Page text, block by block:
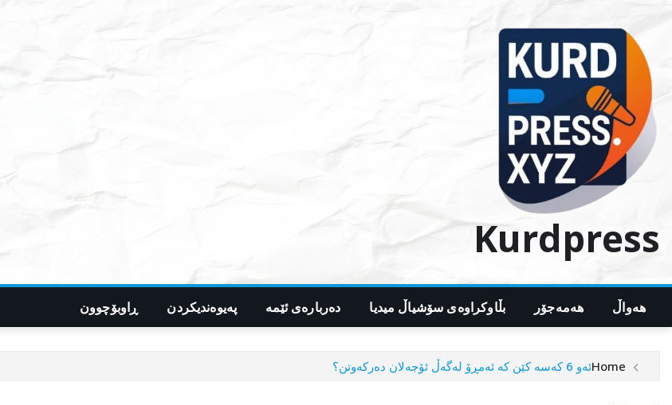
content
Kurdpress
هەواڵ هەمەجۆر بڵاوکراوەی سۆشیاڵ میدیا دەربارەی ئێمە پەیوەندیکردن ڕاوبۆچوون
Homeئەو 6 کەسە کێن کە ئەمڕۆ لەگەڵ ئۆجەلان دەرکەوتن؟